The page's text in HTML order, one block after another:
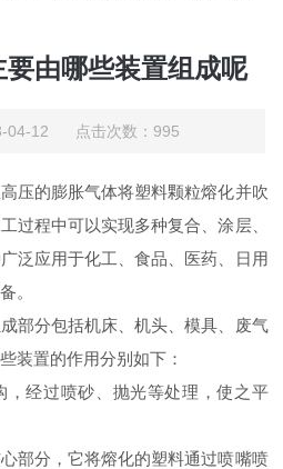
由哪些装置组成呢
04-12 点击次数：995
压的膨胀气体将塑料颗粒熔化并吹
过程中可以实现多种复合、涂层、
泛应用于化工、食品、医药、日用
。
分包括机床、机头、模具、废气
装置的作用分别如下：
经过喷砂、抛光等处理，使之平
分，它将熔化的塑料通过喷嘴喷